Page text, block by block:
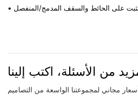
مثبت على الحائط والسقف المدمج/المنفصل
من الأسئلة، اكتب إلينا